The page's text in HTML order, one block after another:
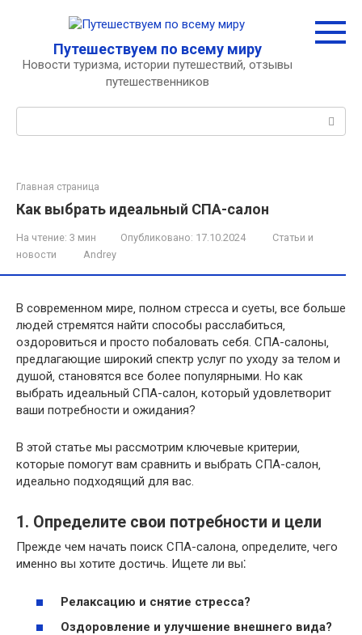
Путешествуем по всему миру
Новости туризма, истории путешествий, отзывы
путешественников
Главная страница
Как выбрать идеальный СПА-салон
На чтение: 3 мин Опубликовано: 17.10.2024
Статьи и
новости
Andrey
В современном мире‚ полном стресса и суеты‚ все больше
людей стремятся найти способы расслабиться‚
оздоровиться и просто побаловать себя. СПА-салоны‚
предлагающие широкий спектр услуг по уходу за телом и
душой‚ становятся все более популярными. Но как
выбрать идеальный СПА-салон‚ который удовлетворит
ваши потребности и ожидания?
В этой статье мы рассмотрим ключевые критерии‚
которые помогут вам сравнить и выбрать СПА-салон‚
идеально подходящий для вас.
1. Определите свои потребности и цели
Прежде чем начать поиск СПА-салона‚ определите‚ чего
именно вы хотите достичь. Ищете ли вы⁚
Релаксацию и снятие стресса?
Оздоровление и улучшение внешнего вида?